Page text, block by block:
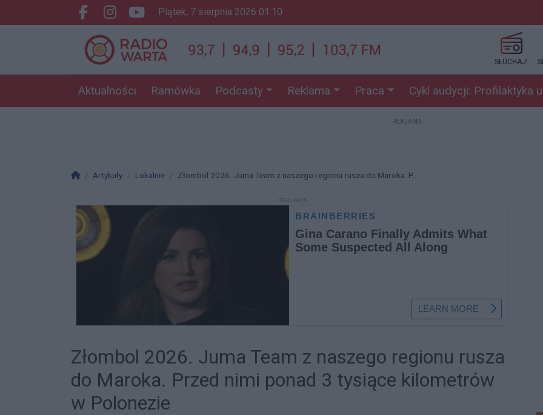
Facebook.com
Instagram.com
Youtube.com
piątek, 7 sierpnia 2026 01:10
SŁUCHAJ!
Aktualności Ramówka Podcasty Reklama Praca Cykl audycji: Profilaktyka
REKLAMA
Strona główna
Artykuły Lokalnie Złombol 2026. Juma Team z naszego regionu rusza do Maroka. P...
REKLAMA
Złombol 2026. Juma Team z naszego regionu rusza
do Maroka. Przed nimi ponad 3 tysiące kilometrów
w Polonezie